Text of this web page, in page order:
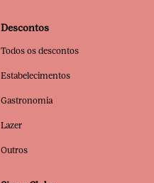
Descontos
Todos os descontos
Estabelecimentos
Gastronomia
Lazer
Outros